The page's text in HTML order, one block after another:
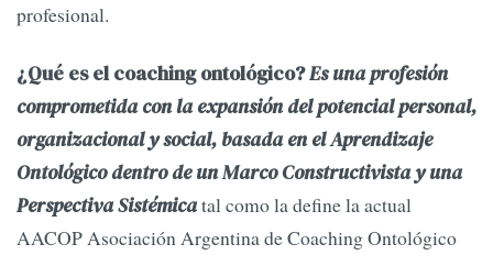
profesional.
¿Qué es el coaching ontológico?Es una profesión
comprometida con la expansión del potencial personal,
organizacional y social, basada en el Aprendizaje
Ontológico dentro de un Marco Constructivista y una
Perspectiva Sistémicatal como la define la actual
AACOP Asociación Argentina de Coaching Ontológico